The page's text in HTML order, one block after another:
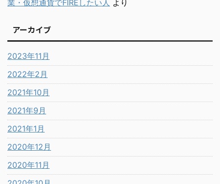
業・仮想通貨でFIREしたい人 より
アーカイブ
2023年11月
2022年2月
2021年10月
2021年9月
2021年1月
2020年12月
2020年11月